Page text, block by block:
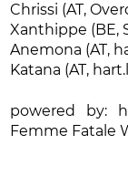
Chrissi (AT,
Xanthippe (BE,
Anemona (AT,
Katana (AT,
powered by:
Femme Fatale